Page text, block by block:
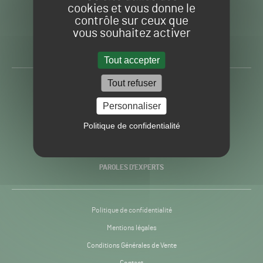
cookies et vous donne le
contrôle sur ceux que
vous souhaitez activer
Tout accepter
Tout refuser
Personnaliser
Politique de confidentialité
Gazon
Sport
H24
-
Toute l’info autour du
PRATIQUES
PAROLES D’EXPERTS
Politique de confidentialité
Mentions légales
Conditions Générales de Vente